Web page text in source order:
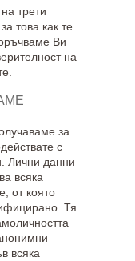
трети
това как те
Ви
на
за
с
Лични данни
всяка
от която
Тя
всяка